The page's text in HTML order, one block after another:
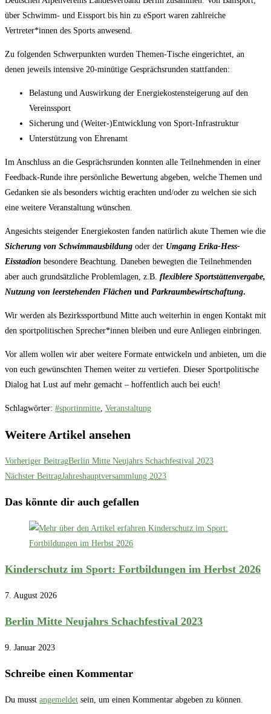
über Schwimm- und Eissport bis hin zu eSport waren zahlreiche
Vertreter*innen des Sports anwesend.
Zu folgenden Schwerpunkten wurden Themen-Tische eingerichtet, an
denen jeweils intensive 20-minütige Gesprächsrunden stattfanden:
Belastung und Auswirkung der Energiekostensteigerung auf den
Vereinssport
Sicherung und (Weiter-)Entwicklung von Sport-Infrastruktur
Unterstützung von Ehrenamt
Im Anschluss an die Gesprächsrunden konnten alle Teilnehmenden in einer
Feedback-Runde ihre persönliche Bewertung abgeben, welche Themen und
Gedanken sie als besonders wichtig erachten und/oder zu welchen sie sich
eine weitere Veranstaltung wünschen.
Angesichts steigender Energiekosten fanden natürlich akute Themen wie die
Sicherung von Schwimmausbildung oder der Umgang Erika-Hess-
Eisstadion besondere Beachtung. Daneben bewegten die Teilnehmenden
aber auch grundsätzliche Problemlagen, z.B. flexiblere Sportstättenvergabe,
Nutzung von leerstehenden Flächen und Parkraumbewirtschaftung.
Wir werden als Bezirkssportbund Mitte auch weiterhin in engen Kontakt mit
den sportpolitischen Sprecher*innen bleiben und eure Anliegen einbringen.
Vor allem wollen wir aber weitere Formate entwickeln und anbieten, um die
von euch gewünschten Themen weiter zu vertiefen. Dieser Sportpolitische
Dialog hat Lust auf mehr gemacht – hoffentlich auch bei euch!
Schlagwörter: #sportinmitte, Veranstaltung
Weitere Artikel ansehen
Vorheriger BeitragBerlin Mitte Neujahrs Schachfestival 2023
Nächster BeitragJahreshauptversammlung 2023
Das könnte dir auch gefallen
Kinderschutz im Sport: Fortbildungen im Herbst 2026
7. August 2026
Berlin Mitte Neujahrs Schachfestival 2023
9. Januar 2023
Schreibe einen Kommentar
Du musst angemeldet sein, um einen Kommentar abgeben zu können.